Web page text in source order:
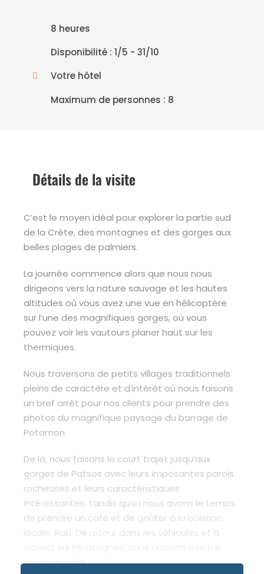
8 heures
Disponibilité : 1/5 - 31/10
Votre hôtel
Maximum de personnes : 8
Détails de la visite
C’est le moyen idéal pour explorer la partie sud
de la Crète, des montagnes et des gorges aux
belles plages de palmiers.
La journée commence alors que nous nous
dirigeons vers la nature sauvage et les hautes
altitudes où vous avez une vue en hélicoptère
sur l’une des magnifiques gorges, où vous
pouvez voir les vautours planer haut sur les
thermiques.
Nous traversons de petits villages traditionnels
pleins de caractère et d’intérêt où nous faisons
un bref arrêt pour nos clients pour prendre des
photos du magnifique paysage du barrage de
Potamon.
De là, nous faisons le court trajet jusqu’aux
gorges de Patsos avec leurs imposantes parois
rocheuses et leurs caractéristiques
intéressantes, tandis qu’ici nous avons le temps
de prendre un café et de goûter à la boisson
locale, Raki. De retour dans les véhicules et à
prochain arrêt.